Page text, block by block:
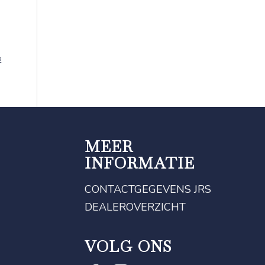
MEER
INFORMATIE
CONTACTGEGEVENS JRS
DEALEROVERZICHT
VOLG ONS